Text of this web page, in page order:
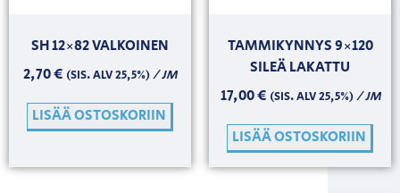
SH 12×82 VALKOINEN
2,70€ (SIS. ALV 25,5%)/ JM
LISÄÄ OSTOSKORIIN
TAMMIKYNNYS 9×120
SILEÄ LAKATTU
17,00€ (SIS. ALV 25,5%)/ JM
LISÄÄ OSTOSKORIIN